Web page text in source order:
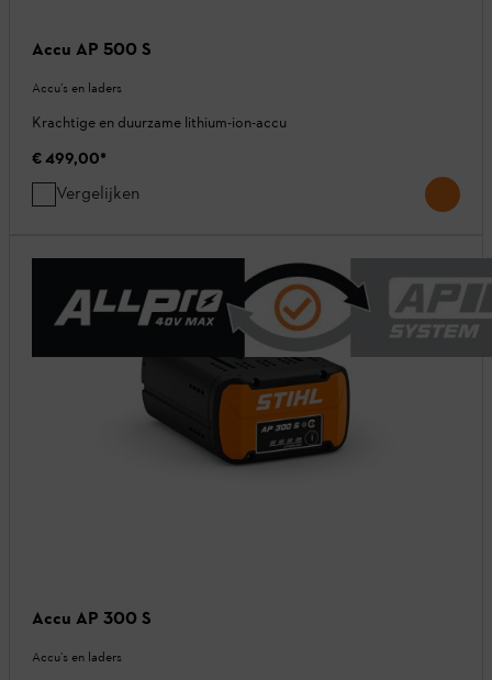
Accu AP 500 S
Accu’s en laders
Krachtige en duurzame lithium-ion-accu
€ 499,00*
Vergelijken
Accu AP 300 S
Accu’s en laders